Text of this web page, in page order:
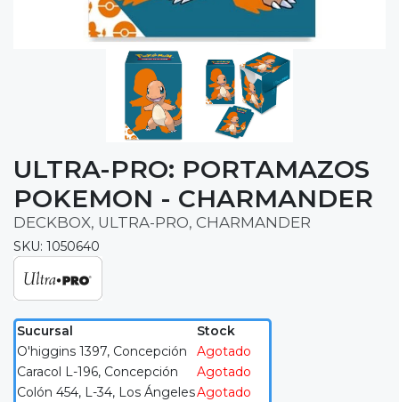
ULTRA-PRO: PORTAMAZOS
POKEMON - CHARMANDER
DECKBOX, ULTRA-PRO, CHARMANDER
SKU: 1050640
Sucursal
Stock
O'higgins 1397, Concepción
Agotado
Caracol L-196, Concepción
Agotado
Colón 454, L-34, Los ÁngelesAgotado